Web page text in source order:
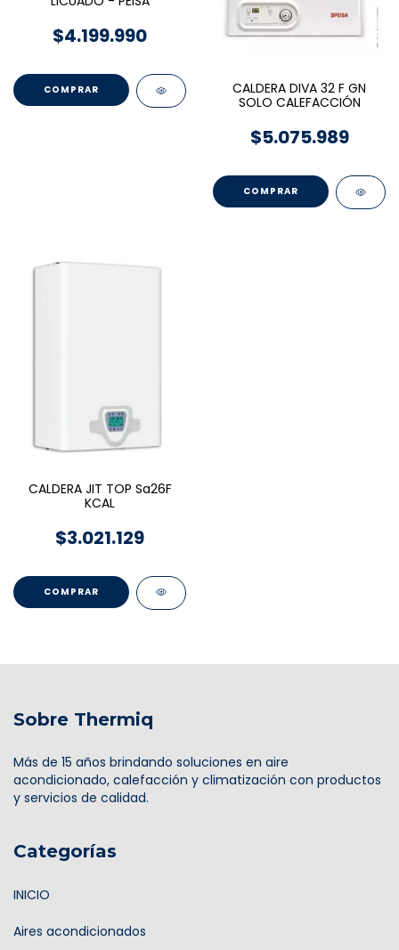
$4.199.990
CALDERA DIVA 32 F GN
SOLO CALEFACCIÓN
$5.075.989
CALDERA JIT TOP Sa26F
KCAL
$3.021.129
Sobre Thermiq
Más de 15 años brindando soluciones en aire
acondicionado, calefacción y climatización con productos
y servicios de calidad.
Categorías
INICIO
Aires acondicionados